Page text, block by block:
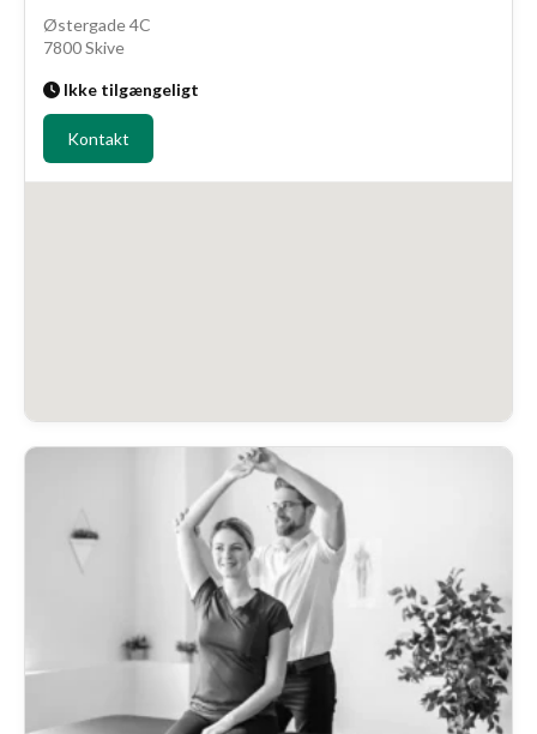
Østergade 4C
7800 Skive
Ikke tilgængeligt
Kontakt